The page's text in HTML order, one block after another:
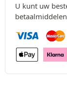
U kunt uw